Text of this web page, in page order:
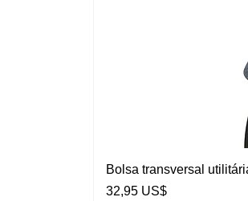
Bolsa transversal
Preço
32,95 US$